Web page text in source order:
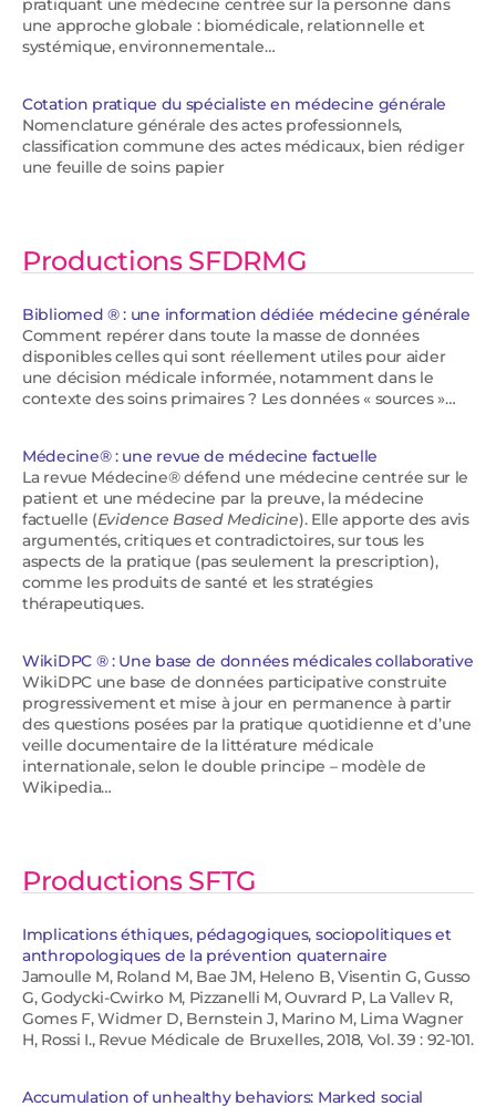
pratiquant une médecine centrée sur la personne dans
une approche globale : biomédicale, relationnelle et
systémique, environnementale…
Cotation pratique du spécialiste en médecine générale
Nomenclature générale des actes professionnels,
classification commune des actes médicaux, bien rédiger
une feuille de soins papier
Productions SFDRMG
Bibliomed ® : une information dédiée médecine générale
Comment repérer dans toute la masse de données
disponibles celles qui sont réellement utiles pour aider
une décision médicale informée, notamment dans le
contexte des soins primaires ? Les données « sources »…
Médecine® : une revue de médecine factuelle
La revue Médecine® défend une médecine centrée sur le
patient et une médecine par la preuve, la médecine
factuelle (Evidence Based Medicine). Elle apporte des avis
argumentés, critiques et contradictoires, sur tous les
aspects de la pratique (pas seulement la prescription),
comme les produits de santé et les stratégies
thérapeutiques.
WikiDPC ® : Une base de données médicales collaborative
WikiDPC une base de données participative construite
progressivement et mise à jour en permanence à partir
des questions posées par la pratique quotidienne et d’une
veille documentaire de la littérature médicale
internationale, selon le double principe – modèle de
Wikipedia…
Productions SFTG
Implications éthiques, pédagogiques, sociopolitiques et
anthropologiques de la prévention quaternaire
Jamoulle M, Roland M, Bae JM, Heleno B, Visentin G, Gusso
G, Godycki-Cwirko M, Pizzanelli M, Ouvrard P, La Vallev R,
Gomes F, Widmer D, Bernstein J, Marino M, Lima Wagner
H, Rossi I., Revue Médicale de Bruxelles, 2018, Vol. 39 : 92-101.
Accumulation of unhealthy behaviors: Marked social